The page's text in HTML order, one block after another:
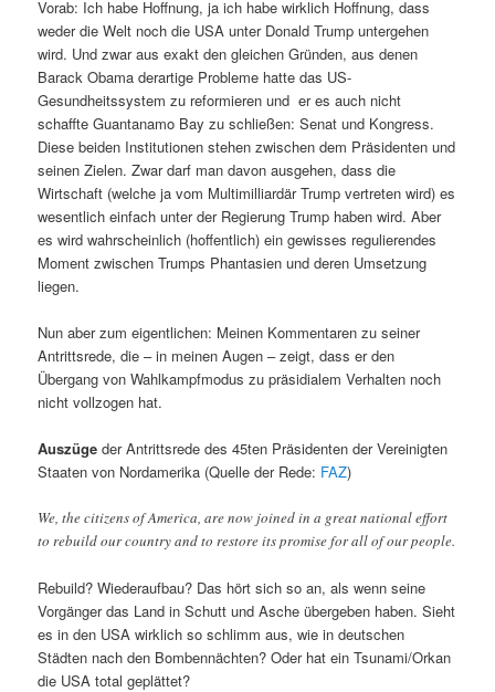
Vorab: Ich habe Hoffnung, ja ich habe wirklich Hoffnung, dass
weder die Welt noch die USA unter Donald Trump untergehen
wird. Und zwar aus exakt den gleichen Gründen, aus denen
Barack Obama derartige Probleme hatte das US-
Gesundheitssystem zu reformieren und er es auch nicht
schaffte Guantanamo Bay zu schließen: Senat und Kongress.
Diese beiden Institutionen stehen zwischen dem Präsidenten und
seinen Zielen. Zwar darf man davon ausgehen, dass die
Wirtschaft (welche ja vom Multimilliardär Trump vertreten wird) es
wesentlich einfach unter der Regierung Trump haben wird. Aber
es wird wahrscheinlich (hoffentlich) ein gewisses regulierendes
Moment zwischen Trumps Phantasien und deren Umsetzung
liegen.
Nun aber zum eigentlichen: Meinen Kommentaren zu seiner
Antrittsrede, die – in meinen Augen – zeigt, dass er den
Übergang von Wahlkampfmodus zu präsidialem Verhalten noch
nicht vollzogen hat.
Auszüge der Antrittsrede des 45ten Präsidenten der Vereinigten
Staaten von Nordamerika (Quelle der Rede: FAZ)
We, the citizens of America, are now joined in a great national effort
to rebuild our country and to restore its promise for all of our people.
Rebuild? Wiederaufbau? Das hört sich so an, als wenn seine
Vorgänger das Land in Schutt und Asche übergeben haben. Sieht
es in den USA wirklich so schlimm aus, wie in deutschen
Städten nach den Bombennächten? Oder hat ein Tsunami/Orkan
die USA total geplättet?